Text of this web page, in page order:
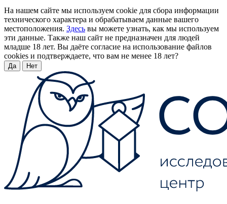
На нашем сайте мы используем cookie для сбора информации
технического характера и обрабатываем данные вашего
местоположения. Здесь вы можете узнать, как мы используем
эти данные. Также наш сайт не предназначен для людей
младше 18 лет. Вы даёте согласие на использование файлов
cookies и подтверждаете, что вам не менее 18 лет?
Да Нет